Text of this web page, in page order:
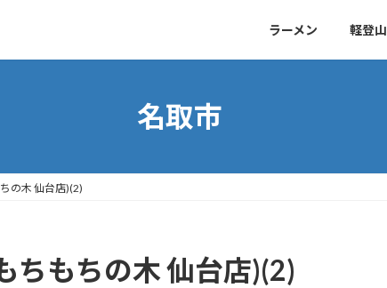
ラーメン 軽登山
名取市
の木 仙台店)(2)
ちもちの木 仙台店)(2)